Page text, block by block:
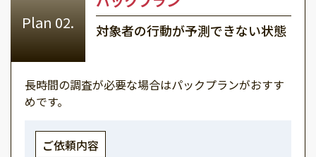
対象者の行動が予測できない状態
長時間の調査が必要な場合はパックプランがおすす
めです。
ご依頼内容